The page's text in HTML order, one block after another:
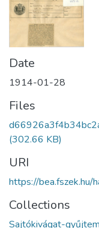
Date
1914-01-28
Files
(302.66 KB)
URI
https://
Collections
Sajtókivágat-